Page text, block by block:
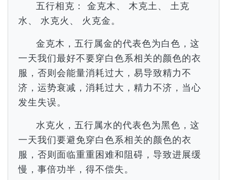
五行相克： 金克木、 木克土、 土克
水、 水克火、 火克金。
金克木，五行属金的代表色为白色，这
一天我们最好不要穿白色系相关的颜色的衣
服，否则会能量消耗过大，易导致精力不
济，运势衰减，消耗过大，精力不济，当心
发生失误。
水克火，五行属水的代表色为黑色，这
一天我们要避免穿白色系相关的颜色的衣
服，否则面临重重困难和阻碍，导致进展缓
慢，事倍功半，得不偿失。